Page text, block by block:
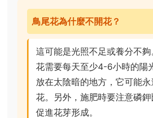
鳥尾花為什麼不開花？
這可能是光照不足或養分不夠
花需要每天至少4-6小時的陽
放在太陰暗的地方，它可能永
花。另外，施肥時要注意磷鉀
促進花芽形成。